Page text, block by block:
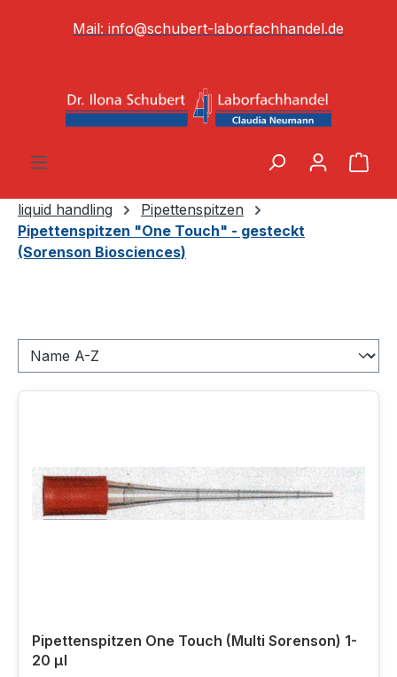
springenMail: info@schubert-laborfachhandel.de
liquid handling
Pipettenspitzen
Pipettenspitzen "One Touch" - gesteckt
(Sorenson Biosciences)
Pipettenspitzen One Touch (Multi Sorenson) 1-
20 µl